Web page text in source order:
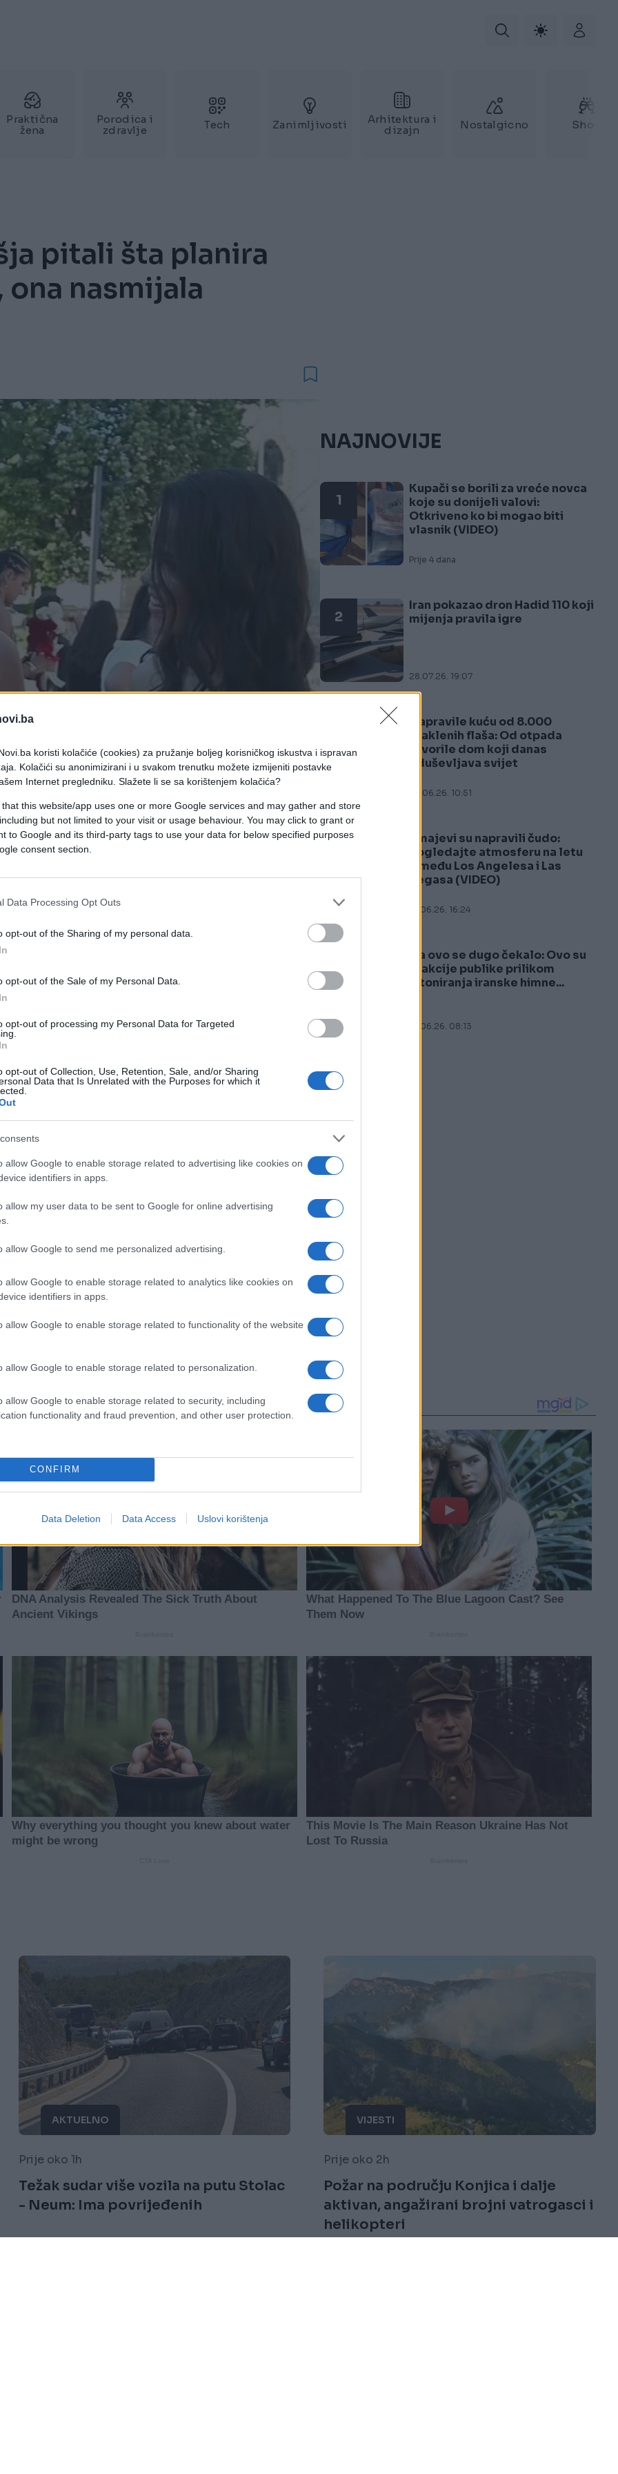
koristi kolačiće (cookies) za pružanje boljeg korisničkog iskustva i ispravan
Kolačići su anonimizirani i u svakom trenutku možete izmijeniti postavke
Internet pregledniku. Slažete li se sa korištenjem kolačića?
that this website/app uses one or more Google services and may gather and store
but not limited to your visit or usage behaviour. You may click to grant or
to Google and its third-party tags to use your data for below specified purposes
consent section.
Data Processing Opt Outs
opt-out of the Sharing of my personal data.
opt-out of the Sale of my Personal Data.
opt-out of processing my Personal Data for Targeted
opt-out of Collection, Use, Retention, Sale, and/or Sharing
Data that Is Unrelated with the Purposes for which it
allow Google to enable storage related to advertising like cookies on
identifiers in apps.
allow my user data to be sent to Google for online advertising
allow Google to send me personalized advertising.
allow Google to enable storage related to analytics like cookies on
identifiers in apps.
allow Google to enable storage related to functionality of the website
allow Google to enable storage related to personalization.
allow Google to enable storage related to security, including
functionality and fraud prevention, and other user protection.
CONFIRM
Data Deletion Data Access Uslovi korištenja
Praktična
žena
Porodica i
zdravlje
Tech Zanimljivosti
Arhitektura i
dizajn
Nostalgicno Show
pitali šta planira
nasmijala
Brijega šta će nakon srednje, a sad je
škole Posušje i Gimnazije fra Grge Martića.
rekla: "Udati se u Široki".
Borak.TV (@boraktv)
Znači, motika i to je to", kazao je maturant. Još
udati.
moram upisati faks", kazala je jedna od njih.
da planira glumiti Jakova Jozinovića.
gajbe kod ćaće u firmi", rekao je drugi mladić.
i maturant koji je rekao da planira trošiti očeve
NAJNOVIJE
1
Kupači se borili za vreće novca
koje su donijeli valovi:
Otkriveno ko bi mogao biti
vlasnik (VIDEO)
Prije 4 dana
2
Iran pokazao dron Hadid 110 koji
mijenja pravila igre
28.07.26. 19:07
Napravile kuću od 8.000
staklenih flaša: Od otpada
stvorile dom koji danas
oduševljava svijet
23.06.26. 10:51
Zmajevi su napravili čudo:
Pogledajte atmosferu na letu
između Los Angelesa i Las
Vegasa (VIDEO)
21.06.26. 16:24
5
Na ovo se dugo čekalo: Ovo su
reakcije publike prilikom
intoniranja iranske himne...
16.06.26. 08:13
AKTUELNO
Prije oko 1h
Težak sudar više vozila na putu Stolac
- Neum: Ima povrijeđenih
VIJESTI
Prije oko 2h
Požar na području Konjica i dalje
aktivan, angažirani brojni vatrogasci i
helikopteri